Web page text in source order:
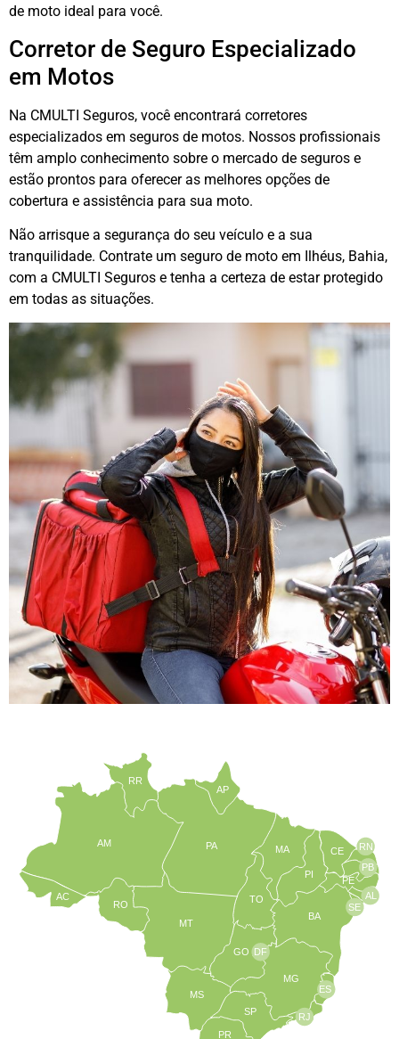
de moto ideal para você.
Corretor de Seguro Especializado
em Motos
Na CMULTI Seguros, você encontrará corretores
especializados em seguros de motos. Nossos profissionais
têm amplo conhecimento sobre o mercado de seguros e
estão prontos para oferecer as melhores opções de
cobertura e assistência para sua moto.
Não arrisque a segurança do seu veículo e a sua
tranquilidade. Contrate um seguro de moto em Ilhéus, Bahia,
com a CMULTI Seguros e tenha a certeza de estar protegido
em todas as situações.
TO
BA
SE
PE
AL
RN
CE
PI
MA
AP
PA
RR
AM
AC
RO
MT
MS
GO
PR
SP
MG
RJ
ES
DF
PB